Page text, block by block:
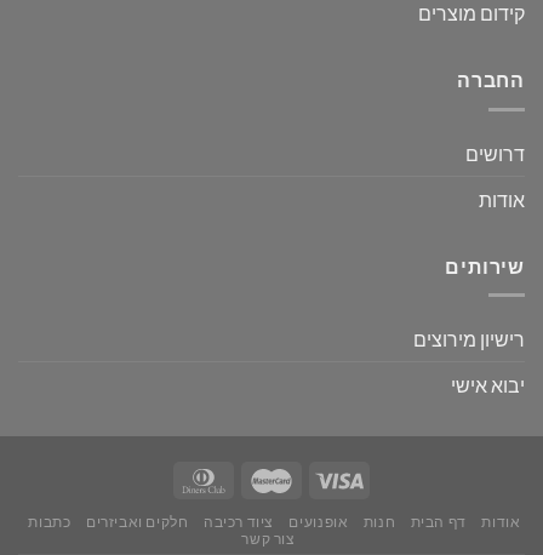
קידום מוצרים
החברה
דרושים
אודות
שירותים
רישיון מירוצים
יבוא אישי
אודות דף הבית חנות אופנועים ציוד רכיבה חלקים ואביזרים
כתבות
צור קשר